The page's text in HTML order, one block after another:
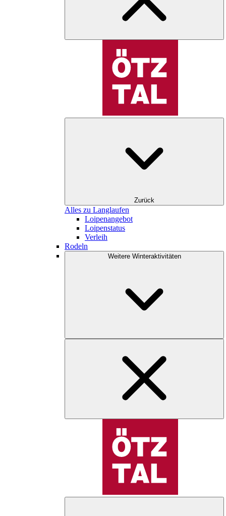
Zurück
Alles zu Langlaufen
Loipenangebot
Loipenstatus
Verleih
Rodeln
Weitere Winteraktivitäten